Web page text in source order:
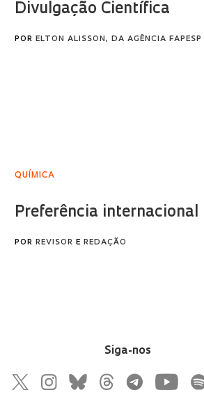
Siga-nos